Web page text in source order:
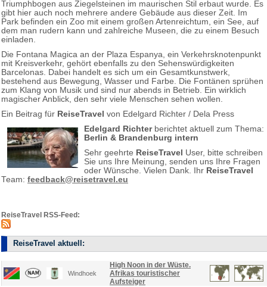
Triumphbogen aus Ziegelsteinen im maurischen Stil erbaut wurde. Es
gibt hier auch noch mehrere andere Gebäude aus dieser Zeit. Im
Park befinden ein Zoo mit einem großen Artenreichtum, ein See, auf
dem man rudern kann und zahlreiche Museen, die zu einem Besuch
einladen.
Die Fontana Magica an der Plaza Espanya, ein Verkehrsknotenpunkt
mit Kreisverkehr, gehört ebenfalls zu den Sehenswürdigkeiten
Barcelonas. Dabei handelt es sich um ein Gesamtkunstwerk,
bestehend aus Bewegung, Wasser und Farbe. Die Fontänen sprühen
zum Klang von Musik und sind nur abends in Betrieb. Ein wirklich
magischer Anblick, den sehr viele Menschen sehen wollen.
Ein Beitrag für ReiseTravel von Edelgard Richter / Dela Press
Edelgard Richter berichtet aktuell zum Thema:
Berlin & Brandenburg intern
Sehr geehrte ReiseTravel User, bitte schreiben
Sie uns Ihre Meinung, senden uns Ihre Fragen
oder Wünsche. Vielen Dank. Ihr ReiseTravel
Team: feedback@reisetravel.eu
ReiseTravel RSS-Feed:
ReiseTravel aktuell:
Windhoek
High Noon in der Wüste.
Afrikas touristischer
Aufsteiger